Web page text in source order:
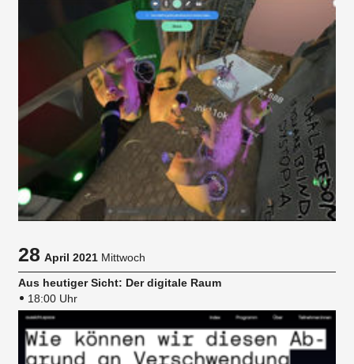
28April 2021 Mittwoch
Aus heutiger Sicht: Der digitale Raum
18:00 Uhr